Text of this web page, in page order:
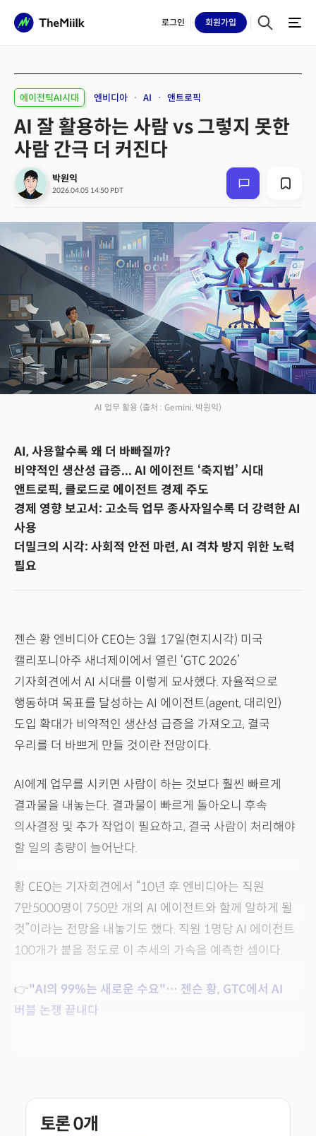
로그인 회원가입
에이전틱AI시대 엔비디아 AI 앤트로픽
AI 잘 활용하는 사람 vs 그렇지 못한
사람 간극 더 커진다
박원익
2026.04.05 14:50 PDT
AI 업무 활용 (출처 : Gemini, 박원익)
AI, 사용할수록 왜 더 바빠질까?
비약적인 생산성 급증... AI 에이전트 ‘축지법’ 시대
앤트로픽, 클로드로 에이전트 경제 주도
경제 영향 보고서: 고소득 업무 종사자일수록 더 강력한 AI
사용
더밀크의 시각: 사회적 안전 마련, AI 격차 방지 위한 노력
필요
젠슨 황 엔비디아 CEO는 3월 17일(현지시각) 미국
캘리포니아주 새너제이에서 열린 ‘GTC 2026’
기자회견에서 AI 시대를 이렇게 묘사했다. 자율적으로
행동하며 목표를 달성하는 AI 에이전트(agent, 대리인)
도입 확대가 비약적인 생산성 급증을 가져오고, 결국
우리를 더 바쁘게 만들 것이란 전망이다.
AI에게 업무를 시키면 사람이 하는 것보다 훨씬 빠르게
결과물을 내놓는다. 결과물이 빠르게 돌아오니 후속
의사결정 및 추가 작업이 필요하고, 결국 사람이 처리해야
할 일의 총량이 늘어난다.
황 CEO는 기자회견에서 “10년 후 엔비디아는 직원
7만5000명이 750만 개의 AI 에이전트와 함께 일하게 될
것”이라는 전망을 내놓기도 했다. 직원 1명당 AI 에이전트
100개가 붙을 정도로 이 추세의 가속을 예측한 셈이다.
👉"AI의 99%는 새로운 수요"… 젠슨 황, GTC에서 AI
버블 논쟁 끝내다
토론0개